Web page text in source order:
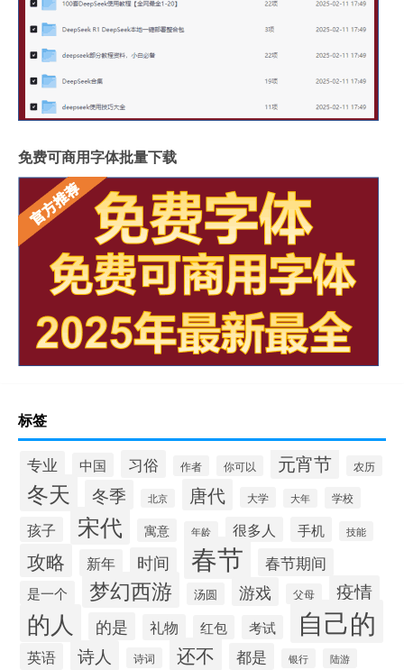
免费可商用字体批量下载
标签
专业 中国 习俗 作者 你可以 元宵节 农历
冬天 冬季 北京 唐代 大学 大年 学校
孩子 宋代 寓意 年龄 很多人 手机 技能
攻略 新年 时间 春节 春节期间
是一个 梦幻西游 汤圆 游戏 父母 疫情
的人 的是 礼物 红包 考试 自己的
英语 诗人 诗词 还不 都是 银行 陆游